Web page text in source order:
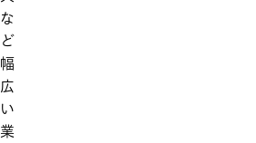
な
ど
幅
広
い
業